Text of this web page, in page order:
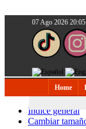
07 Ago 2026 20:05
Home
Índice general
Cambiar